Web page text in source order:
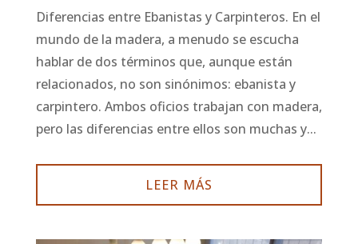
Diferencias entre Ebanistas y Carpinteros. En el
mundo de la madera, a menudo se escucha
hablar de dos términos que, aunque están
relacionados, no son sinónimos: ebanista y
carpintero. Ambos oficios trabajan con madera,
pero las diferencias entre ellos son muchas y...
LEER MÁS